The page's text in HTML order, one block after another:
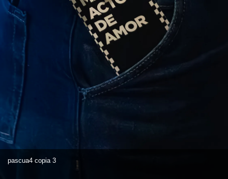
pascua4 copia 3